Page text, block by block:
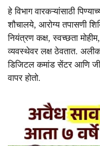
हे विभाग वारकऱ्यांसाठी
शौचालये, आरोग्य तपासणी
नियंत्रण कक्ष, स्वच्छता
व्यवस्थेवर लक्ष ठेवतात. अलीकडे
डिजिटल कमांड सेंटर आणि
वापर होतो.